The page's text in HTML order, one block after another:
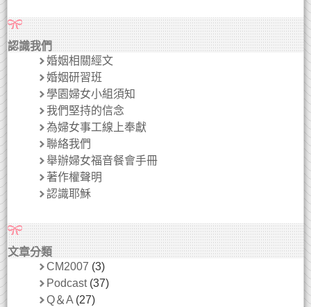
認識我們
婚姻相關經文
婚姻研習班
學園婦女小組須知
我們堅持的信念
為婦女事工線上奉獻
聯絡我們
舉辦婦女福音餐會手冊
著作權聲明
認識耶穌
文章分類
CM2007 (3)
Podcast(37)
Q＆A (27)